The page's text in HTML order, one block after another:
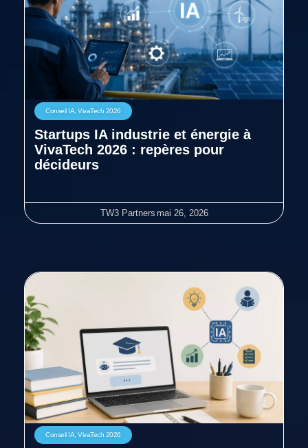
Conseil IA, VivaTech 2026
Startups IA industrie et énergie à
VivaTech 2026 : repères pour
décideurs
TW3 Partners mai 26, 2026
Conseil IA, VivaTech 2026